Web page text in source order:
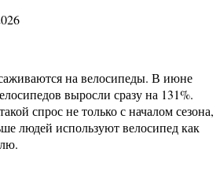
на велосипеды. В июне
выросли сразу на 131%.
спрос не только с началом сезона,
людей используют велосипед как